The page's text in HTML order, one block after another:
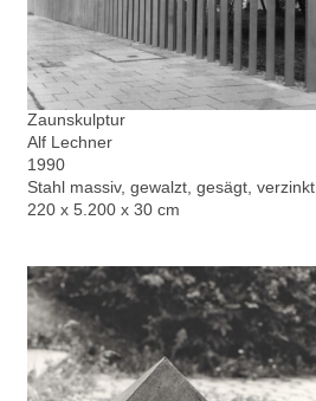
Zaunskulptur
Alf Lechner
1990
Stahl massiv, gewalzt, gesägt, verzinkt
220 x 5.200 x 30 cm